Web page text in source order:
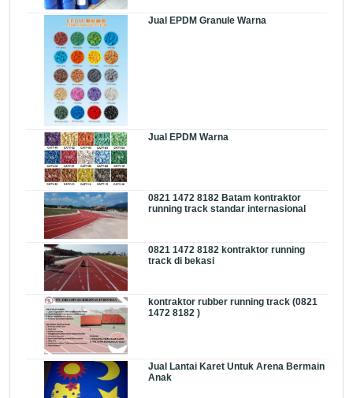
Jual EPDM Granule Warna
Jual EPDM Warna
0821 1472 8182 Batam kontraktor
running track standar internasional
0821 1472 8182 kontraktor running
track di bekasi
kontraktor rubber running track (0821
1472 8182 )
Jual Lantai Karet Untuk Arena Bermain
Anak